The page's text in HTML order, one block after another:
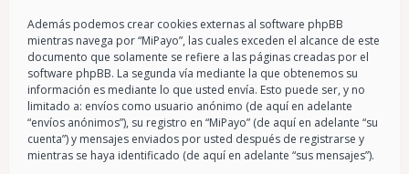
Además podemos crear cookies externas al software phpBB
mientras navega por “MiPayo”, las cuales exceden el alcance de este
documento que solamente se refiere a las páginas creadas por el
software phpBB. La segunda vía mediante la que obtenemos su
información es mediante lo que usted envía. Esto puede ser, y no
limitado a: envíos como usuario anónimo (de aquí en adelante
“envíos anónimos”), su registro en “MiPayo” (de aquí en adelante “su
cuenta”) y mensajes enviados por usted después de registrarse y
mientras se haya identificado (de aquí en adelante “sus mensajes”).